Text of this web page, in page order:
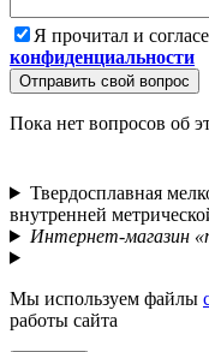
Я прочитал и
конфиденциальности
Отправить свой вопрос
Пока нет вопросов об
Твердосплавная
внутренней
Интернет-магазин
Мы используем файлы
работы сайта